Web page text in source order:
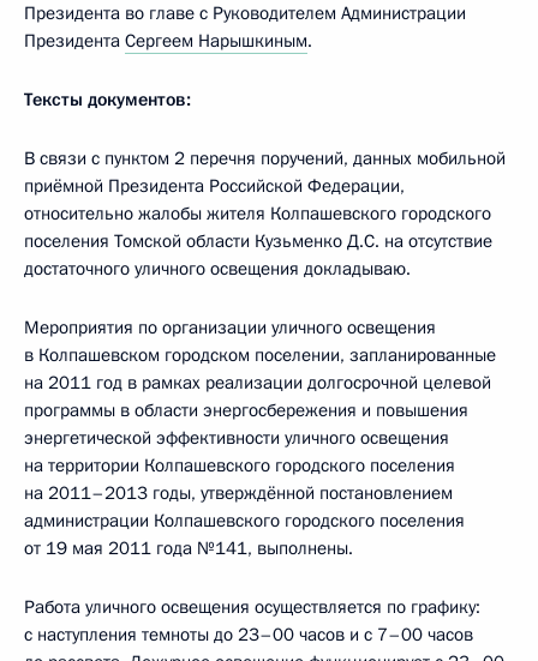
Президента во главе с Руководителем Администрации
Президента Сергеем Нарышкиным.
Тексты документов:
В связи с пунктом 2 перечня поручений, данных мобильной
приёмной Президента Российской Федерации,
относительно жалобы жителя Колпашевского городского
поселения Томской области Кузьменко Д.С. на отсутствие
достаточного уличного освещения докладываю.
Мероприятия по организации уличного освещения
в Колпашевском городском поселении, запланированные
на 2011 год в рамках реализации долгосрочной целевой
программы в области энергосбережения и повышения
энергетической эффективности уличного освещения
на территории Колпашевского городского поселения
на 2011–2013 годы, утверждённой постановлением
администрации Колпашевского городского поселения
от 19 мая 2011 года №141, выполнены.
Работа уличного освещения осуществляется по графику:
с наступления темноты до 23–00 часов и с 7–00 часов